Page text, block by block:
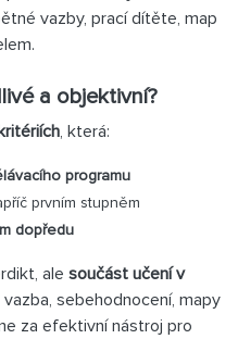
vazby, prací dítěte, map
a objektivní?
, která:
programu
prvním stupněm
dopředu
ale součást učení v
sebehodnocení, mapy
za efektivní nástroj pro